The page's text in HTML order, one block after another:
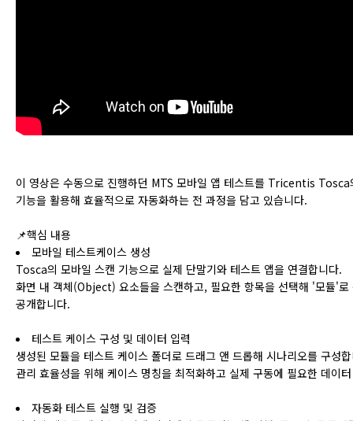
이 영상은 수동으로 진행하던 MTS 모바일 앱 테스트를 Tricentis
기능을 활용해 효율적으로 자동화하는 전 과정을 담고 있습니다.
📌핵심 내용
모바일 테스트케이스 생성
Tosca의 모바일 스캔 기능으로 실제 단말기와 테스트 앱을 연결합니다.
화면 내 객체(Object) 요소들을 스캔하고, 필요한 항목을 선택해 '모듈'로
공개합니다.
테스트 케이스 구성 및 데이터 입력
생성된 모듈을 테스트 케이스 폴더로 드래그 앤 드롭해 시나리오를 구성
관리 효율성을 위해 케이스 명칭을 최적화하고 실제 구동에 필요한 데이
자동화 테스트 실행 및 검증